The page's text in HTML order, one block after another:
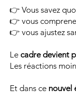
👉 Vous savez
👉 vous
👉 vous ajustez
Le cadre devient
Les réactions
Et dans ce nouvel